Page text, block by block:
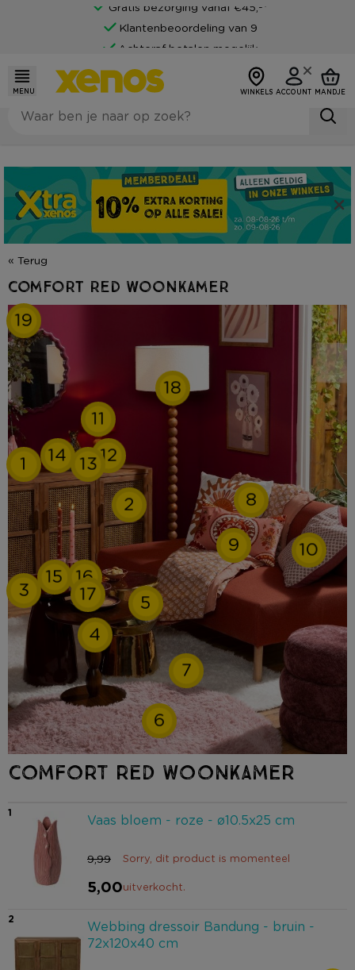
Gratis bezorging vanaf €45,-*
Klantenbeoordeling van 9
Achteraf betalen mogelijk
MENU WINKELS ACCOUNT MANDJE
« Terug
Comfort red woonkamer
1
2
3
4
5
6
7
8
9
10
11
12
13
14
15 16
17
18
19
COMFORT RED WOONKAMER
1 Vaas bloem - roze - ø10.5x25 cm
9,99
5,00
Sorry, dit product is momenteel
uitverkocht.
2
Webbing dressoir Bandung - bruin -
72x120x40 cm